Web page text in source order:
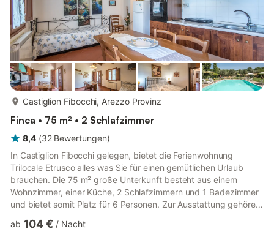
Castiglion Fibocchi, Arezzo Provinz
Finca • 75 m² • 2 Schlafzimmer
8,4 (32 Bewertungen)
In Castiglion Fibocchi gelegen, bietet die Ferienwohnung
Trilocale Etrusco alles was Sie für einen gemütlichen Urlaub
brauchen. Die 75 m² große Unterkunft besteht aus einem
Wohnzimmer, einer Küche, 2 Schlafzimmern und 1 Badezimmer
und bietet somit Platz für 6 Personen. Zur Ausstattung gehören
Highspeed-WLAN (für Videoanrufe geeignet) sowie ein TV. Ein
ab 104 € / Nacht